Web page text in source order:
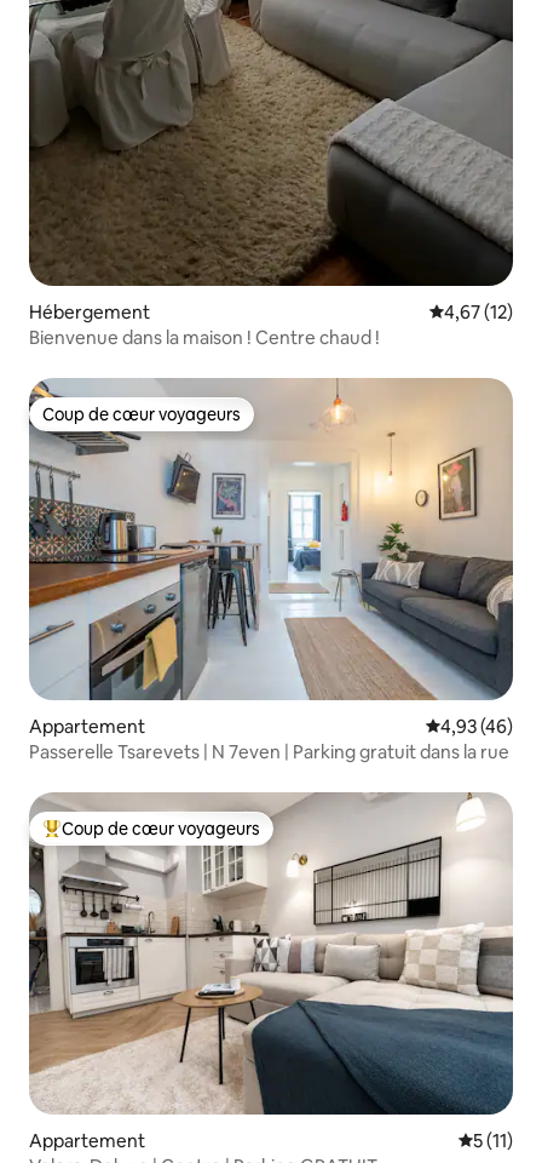
Hébergement Évaluation
4,67 (12)
Bienvenue dans la maison ! Centre chaud !
Coup de cœur voyageurs
Coup de cœur voyageurs
Appartement Évaluation
4,93 (46)
Passerelle Tsarevets | N 7even | Parking gratuit dans la rue
Coups de cœur voyageurs les plus appréciés
Coup de cœur voyageurs
Appartement
5 (11)